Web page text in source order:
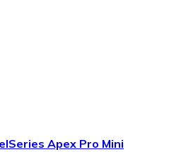
Apex Pro Mini